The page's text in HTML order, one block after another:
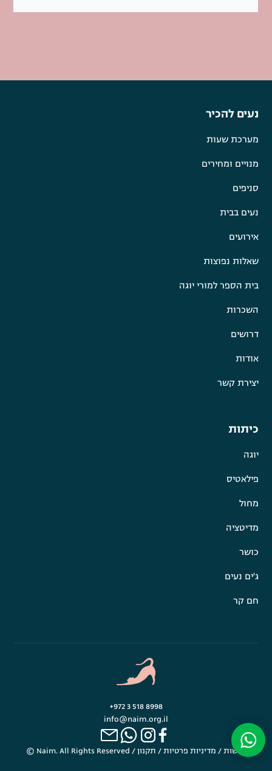
נעים להכיר
מערכת שעות
מנויים ומחירים
סניפים
נעים בבית
אירועים
שאלות נפוצות
בית הספר למורי יוגה
השכרות
דרושים
אודות
יצירת קשר
כיתות
יוגה
פילאטיס
מחול
מדיטציה
כושר
ג'ים נעים
חם קר
+972 3 518 8998
info@naim.org.il
© Naim. All Rights Reserved / נגישות/ מדיניות פרטיות/ תקנון